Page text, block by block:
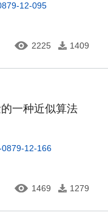
12-095
2225 1409
一种近似算法
12-166
1469 1279